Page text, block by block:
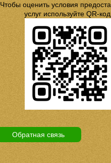
Чтобы оценить условия
услуг используйте QR-код
Обратная связь